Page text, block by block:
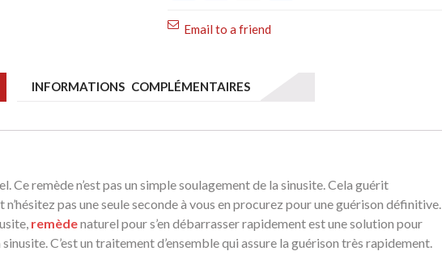
Email to a friend
INFORMATIONS COMPLÉMENTAIRES
Ce remède n’est pas un simple soulagement de la sinusite. Cela guérit
pas une seule seconde à vous en procurez pour une guérison définitive.
remèdenaturel pour s’en débarrasser rapidement est une solution pour
C’est un traitement d’ensemble qui assure la guérison très rapidement.